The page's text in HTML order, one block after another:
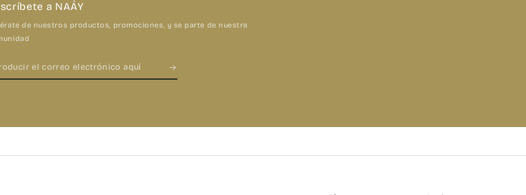
a NAÁY
de nuestros productos, promociones, y se parte de nuestra